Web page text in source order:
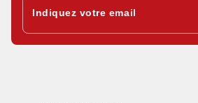
Indiquez votre email